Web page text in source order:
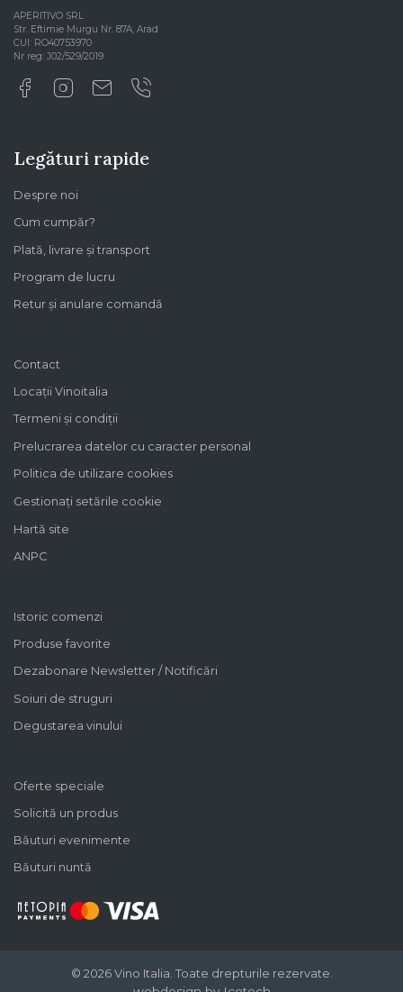
APERITIVO SRL
Str. Eftimie Murgu Nr. 87A, Arad
CUI: RO40753970
Nr reg: J02/529/2019
Legături rapide
Despre noi
Cum cumpăr?
Plată, livrare și transport
Program de lucru
Retur și anulare comandă
Contact
Locații Vinoitalia
Termeni și condiții
Prelucrarea datelor cu caracter personal
Politica de utilizare cookies
Gestionați setările cookie
Hartă site
ANPC
Istoric comenzi
Produse favorite
Dezabonare Newsletter / Notificări
Soiuri de struguri
Degustarea vinului
Oferte speciale
Solicită un produs
Băuturi evenimente
Băuturi nuntă
© 2026 Vino Italia. Toate drepturile rezervate.